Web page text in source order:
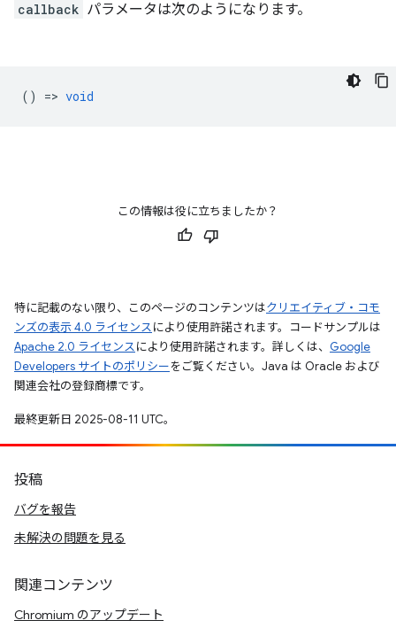
callback パラメータは次のようになります。
() => void
この情報は役に立ちましたか？
特に記載のない限り、このページのコンテンツはクリエイティブ・コモ
ンズの表示 4.0 ライセンスにより使用許諾されます。コードサンプルは
Apache 2.0 ライセンスにより使用許諾されます。詳しくは、 Google
Developers サイトのポリシーをご覧ください。Java は Oracle および
関連会社の登録商標です。
最終更新日 2025-08-11 UTC。
投稿
バグを報告
未解決の問題を見る
関連コンテンツ
Chromium のアップデート